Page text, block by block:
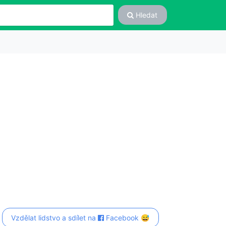
Hledat
Vzdělat lidstvo a sdílet na Facebook 😅